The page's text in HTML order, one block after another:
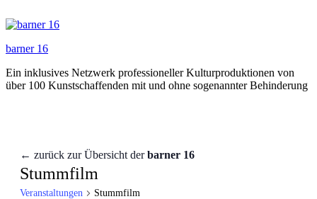
Inhalt
barner 16
Ein inklusives Netzwerk professioneller Kulturproduktionen von
über 100 Kunstschaffenden mit und ohne sogenannter Behinderung
← zurück zur Übersicht derbarner 16
Stummfilm
Veranstaltungen Stummfilm